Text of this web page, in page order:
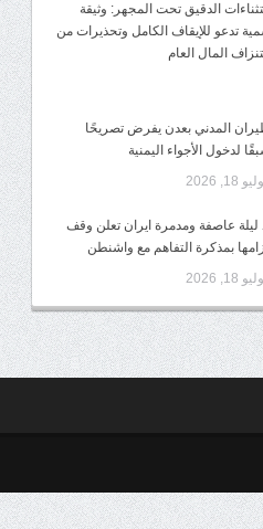
الدقيق تحت المجهر: وثيقة
تدعو للإيقاف الكامل وتحذيرات من
المال العام
المدني بعدن يفرض تصريحًا
لدخول الأجواء اليمنية
18, 2026
ليلة عاصفة ومدمرة ايران تعلن وقف
بمذكرة التفاهم مع واشنطن
18, 2026